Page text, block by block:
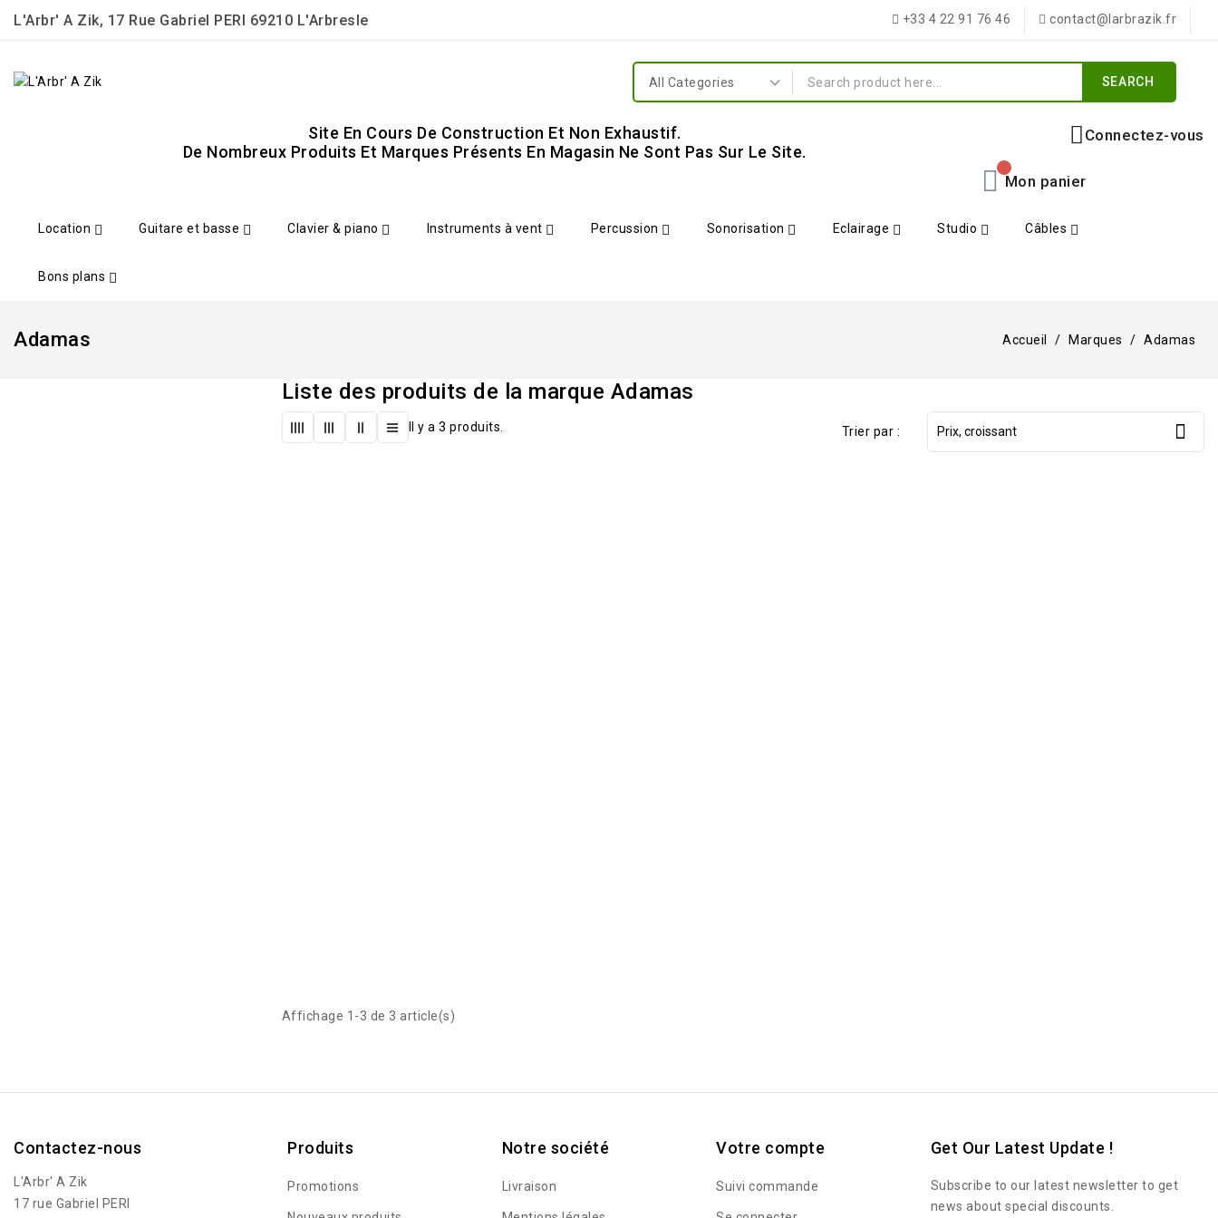
L'Arbr' A Zik, 17 Rue Gabriel PERI 69210 L'Arbresle +33 4 22 91 76 46 contact@larbrazik.fr
SEARCH
Site En Cours De Construction Et Non Exhaustif.
De Nombreux Produits Et Marques Présents En Magasin Ne Sont Pas Sur Le Site.
Connectez-vous
Mon panier
Location Guitare et basse Clavier & piano Instruments à vent Percussion Sonorisation Eclairage Studio Câbles
Bons plans
Adamas Accueil Marques Adamas
Liste des produits de la marque Adamas
Il y a 3 produits. Trier par : Prix, croissant 
Affichage 1-3 de 3 article(s)
Contactez-nous
L'Arbr' A Zik
17 rue Gabriel PERI
Produits
Promotions
Notre société
Livraison
Votre compte
Suivi commande
Get Our Latest Update !
Subscribe to our latest newsletter to get
news about special discounts.